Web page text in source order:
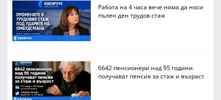
Работа на 4 часа вече няма да носи
пълен ден трудов стаж
6642 пенсионери над 95 години
получават пенсия за стаж и възраст